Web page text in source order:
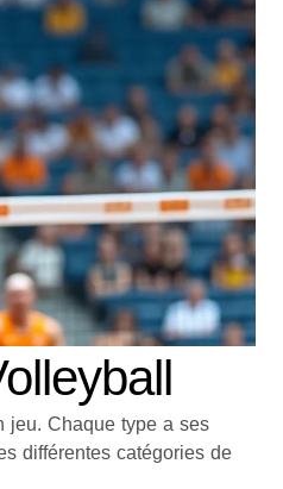
jeu. Chaque type a ses
différentes catégories de